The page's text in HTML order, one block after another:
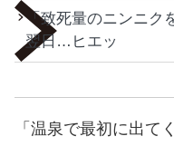
「致死量のニンニク
翌日…ヒエッ
「温泉で最初に出て